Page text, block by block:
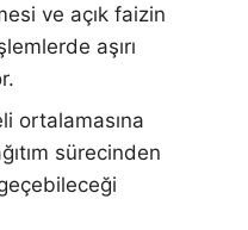
ve açık faizin
aşırı
ortalamasına
sürecinden